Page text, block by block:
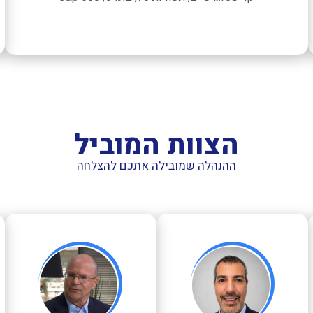
הצוות המוביל
ההנהלה שמובילה אתכם להצלחה